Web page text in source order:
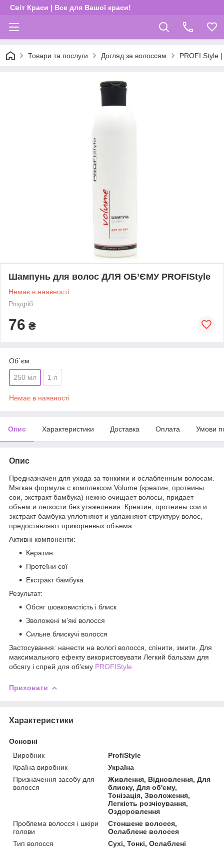
Світ Краси | Все для Вашої краси!
Товари та послуги Догляд за волоссям PROFI Style |
Шампунь для волос ДЛЯ ОБ’ЄМУ PROFIStyle
Немає в наявності
Роздріб
76 ₴
Об`єм
250 мл 1 л
Немає в наявності
Опис Характеристики Доставка Оплата Умови
Опис
Предназначен для ухода за тонкими и ослабленным волосам.
Мягкая формула с комплексом Volume (креатин, протеины
сои, экстракт бамбука) нежно очищает волосы, придает
объем и легкости без утяжеления. Креатин, протеины сои и
экстракт бамбука уплотняют и увлажняют структуру волос,
предоставляют прикорневых объема.
Активні компоненти:
Кератин
Протеїни сої
Екстракт бамбука
Результат:
Обсяг шовковистість і блиск
Зволожені м'які волосся
Сильне блискучі волосся
Застосування: нанести на вологі волосся, спінити, змити. Для
максимального ефекту використовувати Легкий бальзам для
обсягу і спрей для об'єму PROFIStyle
Приховати
Характеристики
Основні
Виробник
ProfiStyle
Країна виробник
Україна
Призначення засобу для
волосся
Живлення, Відновлення, Для
блиску, Для об'єму,
Тонізація, Зволоження,
Легкість розчісування,
Оздоровлення
Проблема волосся і шкіри
голови
Стоншене волосся,
Ослаблене волосся
Тип волосся
Сухі, Тонкі, Ослаблені